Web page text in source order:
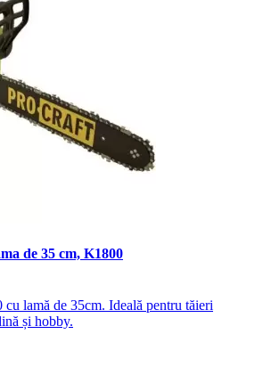
de 35 cm, K1800
lamă de 35cm. Ideală pentru tăieri
și hobby.